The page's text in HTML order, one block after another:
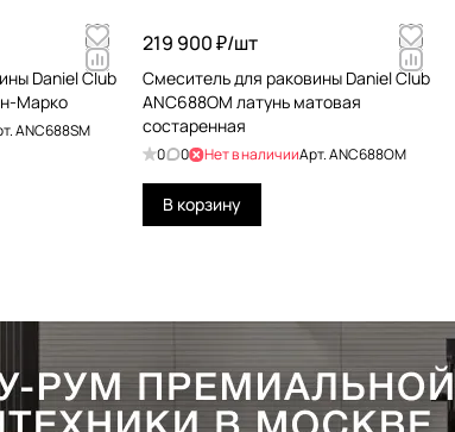
Daniel Club
Марко
ANC688SM
219 900 ₽/шт
Смеситель для раковины Daniel Club
ANC688OM латунь матовая
состаренная
0 0 Нет в наличииАрт.ANC688OM
В корзину